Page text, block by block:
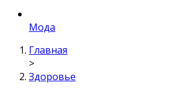
Мода
Главная
>
Здоровье